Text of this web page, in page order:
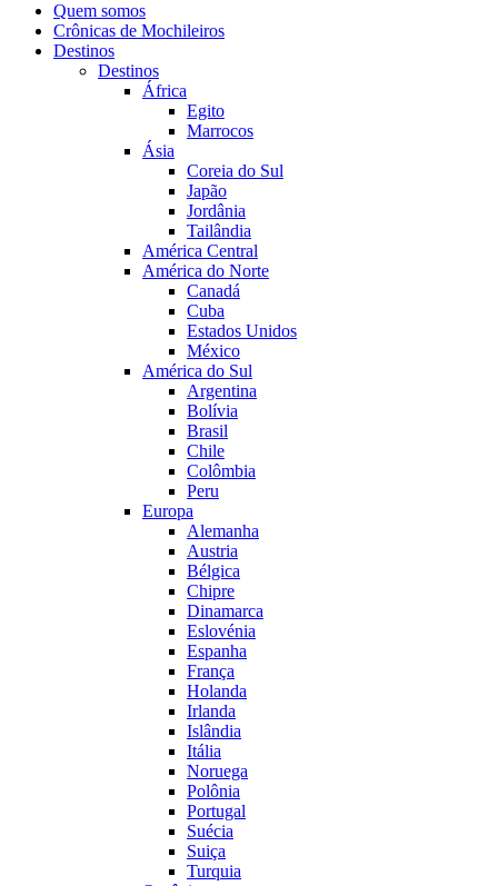
Quem somos
Crônicas de Mochileiros
Destinos
Destinos
África
Egito
Marrocos
Ásia
Coreia do Sul
Japão
Jordânia
Tailândia
América Central
América do Norte
Canadá
Cuba
Estados Unidos
México
América do Sul
Argentina
Bolívia
Brasil
Chile
Colômbia
Peru
Europa
Alemanha
Austria
Bélgica
Chipre
Dinamarca
Eslovénia
Espanha
França
Holanda
Irlanda
Islândia
Itália
Noruega
Polônia
Portugal
Suécia
Suiça
Turquia